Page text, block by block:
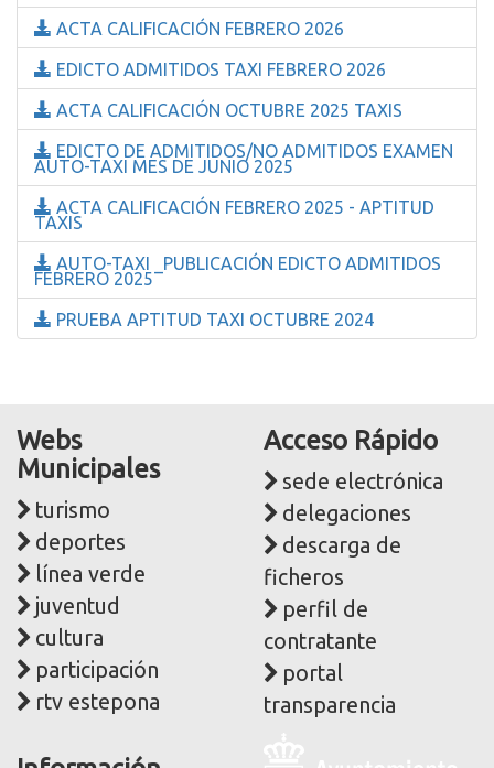
ACTA CALIFICACIÓN FEBRERO 2026
EDICTO ADMITIDOS TAXI FEBRERO 2026
ACTA CALIFICACIÓN OCTUBRE 2025 TAXIS
EDICTO DE ADMITIDOS/NO ADMITIDOS EXAMEN
AUTO-TAXI MES DE JUNIO 2025
ACTA CALIFICACIÓN FEBRERO 2025 - APTITUD
TAXIS
AUTO-TAXI _PUBLICACIÓN EDICTO ADMITIDOS
FEBRERO 2025
PRUEBA APTITUD TAXI OCTUBRE 2024
Webs
Municipales
turismo
deportes
línea verde
juventud
cultura
participación
rtv estepona
Acceso Rápido
sede electrónica
delegaciones
descarga de
ficheros
perfil de
contratante
portal
transparencia